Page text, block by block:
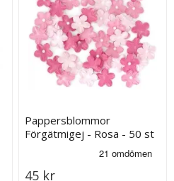
Pappersblommor
Förgätmigej - Rosa - 50 st
45 kr